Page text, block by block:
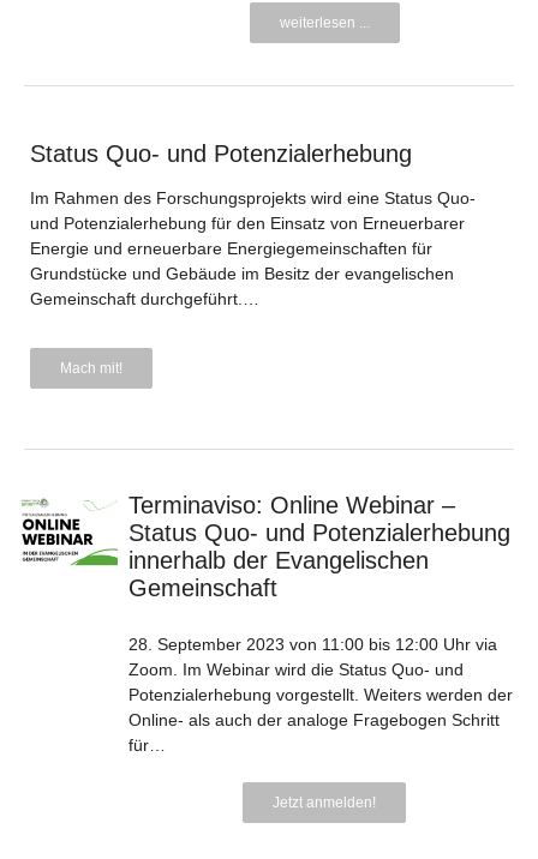
weiterlesen ...
Status Quo- und Potenzialerhebung
Im Rahmen des Forschungsprojekts wird eine Status Quo-
und Potenzialerhebung für den Einsatz von Erneuerbarer
Energie und erneuerbare Energiegemeinschaften für
Grundstücke und Gebäude im Besitz der evangelischen
Gemeinschaft durchgeführt.…
Mach mit!
Terminaviso: Online Webinar –
Status Quo- und Potenzialerhebung
innerhalb der Evangelischen
Gemeinschaft
28. September 2023 von 11:00 bis 12:00 Uhr via
Zoom. Im Webinar wird die Status Quo- und
Potenzialerhebung vorgestellt. Weiters werden der
Online- als auch der analoge Fragebogen Schritt
für…
Jetzt anmelden!